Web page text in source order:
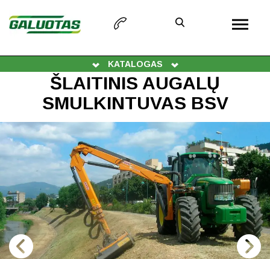
KATALOGAS
ŠLAITINIS AUGALŲ
SMULKINTUVAS BSV